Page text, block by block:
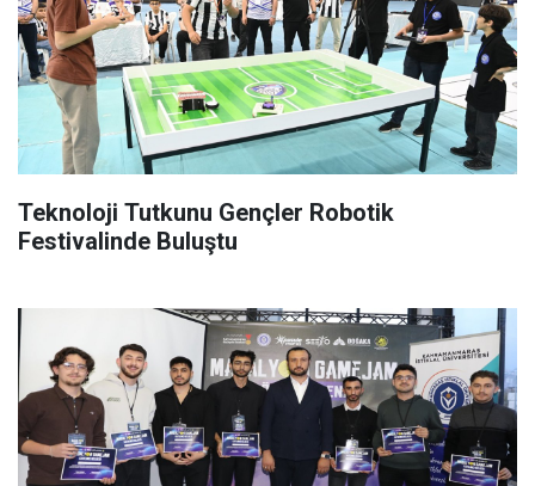
Teknoloji Tutkunu Gençler Robotik
Festivalinde Buluştu